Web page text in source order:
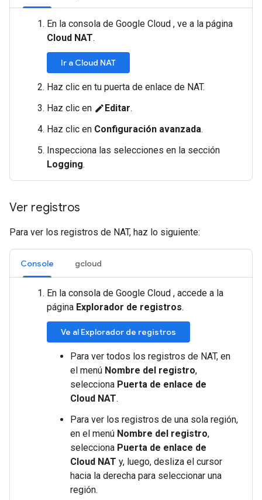
En la consola de Google Cloud , ve a la página
Cloud NAT.
Ir a Cloud NAT
Haz clic en tu puerta de enlace de NAT.
Haz clic en editEditar.
Haz clic en Configuración avanzada.
Inspecciona las selecciones en la sección
Logging.
Ver registros
Para ver los registros de NAT, haz lo siguiente:
Console gcloud
En la consola de Google Cloud , accede a la
página Explorador de registros.
Ve al Explorador de registros
Para ver todos los registros de NAT, en
el menú Nombre del registro,
selecciona Puerta de enlace de
Cloud NAT.
Para ver los registros de una sola región,
en el menú Nombre del registro,
selecciona Puerta de enlace de
Cloud NAT y, luego, desliza el cursor
hacia la derecha para seleccionar una
región.